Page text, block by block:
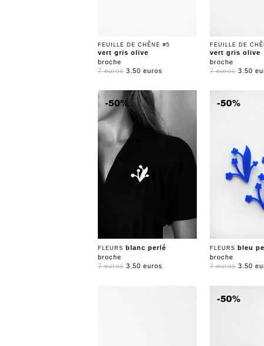
FEUILLE DE CHÊNE #5
vert gris olive
broche
7 euros 3.50 euros
FEUILLE DE
vert gris olive
broche
7 euros 3.50
FLEURS blanc perlé
broche
7 euros 3.50 euros
FLEURS bleu
broche
7 euros 3.50